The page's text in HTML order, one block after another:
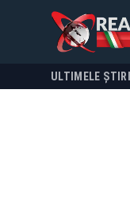
ULTIMELE ȘTIRI